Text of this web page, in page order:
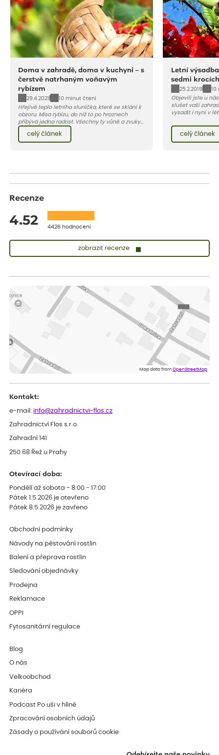
Doma v zahradě, doma v kuchyni – s
čerstvě natrhaným voňavým
rybízem
29.4.2021
10 minut čtení
Hřejivé teplo letního sluníčka, které se sklání k
obzoru. Mísa rybízu, do níž to po hroznech
přibývá jedna radost. Všechny ty vůně a zvuky
červencové zahrady. Sklizeň rybízu do kuchyně
vnese neuvěřitelný klid a radost. A taky trochu
bezstarostnosti dětství při mlsání babiččina
celý článek
Letní
sedmi krocích
25.2.2019
10
Objevili jste u
slušet vaší
vysadit i nyní v
celý rok – nyní
vody než na jaře
celý článek
Recenze
4.52 4426 hodnocení
zobrazit recenze
Vše přišlo velice rychle krásně zabalené. Rostlinky po přesazení
velice dobře prospívají
Jarda
ověřený nákup
Dobrý den, byli jsme spokojeni
Eshop, objednání bylo v pořádku, žádný problém. Jen jsem byla
smutná z dodávky jedné kytky, která nebyla v nejlepší kondici a i
Map data fromOpenStreetMap
Kontakt:
e-mail: info@zahradnictvi-flos.cz
Zahradnictví Flos s.r.o.
Zahradní 141
250 68 Řež u Prahy
Otevírací doba:
Pondělí až sobota - 8:00 - 17:00
Pátek 1.5.2026 je otevřeno
Pátek 8.5.2026 je zavřeno
Obchodní podmínky
Návody na pěstování rostlin
Balení a přeprava rostlin
Sledování objednávky
Prodejna
Reklamace
OPPI
Fytosanitární regulace
Blog
O nás
Velkoobchod
Kariéra
Podcast Po uši v hlíně
Zpracování osobních údajů
Zásady o používání souborů cookie